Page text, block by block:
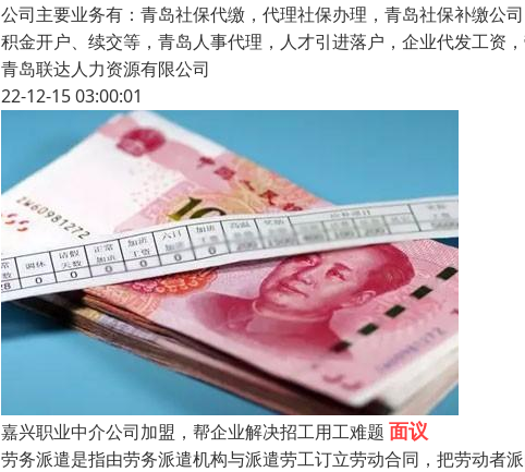
公司主要业务有：青岛社保代缴，代理社保办理，青岛社保补缴公
积金开户、续交等，青岛人事代理，人才引进落户，企业代发工资
青岛联达人力资源有限公司
22-12-15 03:00:01
嘉兴职业中介公司加盟，帮企业解决招工用工难题 面议
劳务派遣是指由劳务派遣机构与派遣劳工订立劳动合同，把劳动者